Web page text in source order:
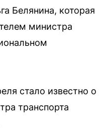
Белянина, которая
министра
стало известно о
транспорта